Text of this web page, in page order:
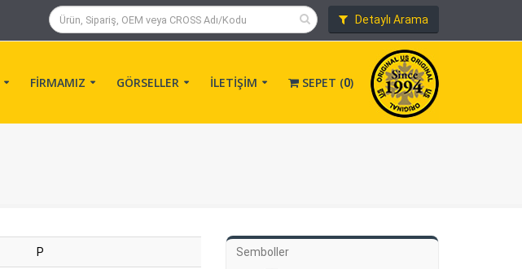
Detaylı Arama
FİRMAMIZ GÖRSELLER İLETİŞİM SEPET (0)
P
Semboller